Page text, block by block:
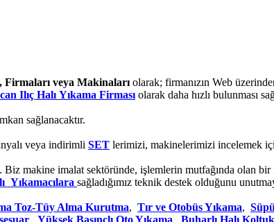
Firmaları veya Makinalarıolarak; firmanızın Web
Ilıç Halı Yıkama Firmasıolarak daha hızlı bulunması
sağlanacaktır.
veya indirimli SET lerimizi, makinelerimizi incelemek
makine imalat sektöründe, işlemlerin mutfağında olan
Yıkamacılara sağladığımız teknik destek olduğunu
Toz-Tüy Alma Kurutma, Tır ve Otobüs Yıkama,